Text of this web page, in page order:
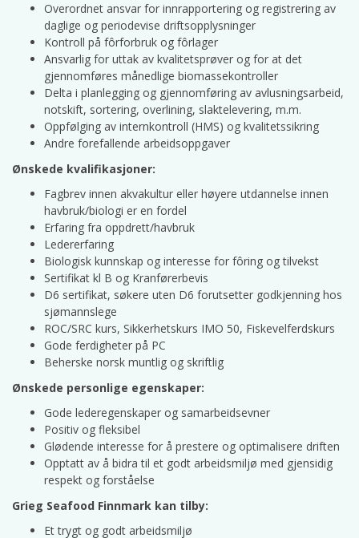
Overordnet ansvar for innrapportering og registrering av
daglige og periodevise driftsopplysninger
Kontroll på fôrforbruk og fôrlager
Ansvarlig for uttak av kvalitetsprøver og for at det
gjennomføres månedlige biomassekontroller
Delta i planlegging og gjennomføring av avlusningsarbeid,
notskift, sortering, overlining, slaktelevering, m.m.
Oppfølging av internkontroll (HMS) og kvalitetssikring
Andre forefallende arbeidsoppgaver
Ønskede kvalifikasjoner:
Fagbrev innen akvakultur eller høyere utdannelse innen
havbruk/biologi er en fordel
Erfaring fra oppdrett/havbruk
Ledererfaring
Biologisk kunnskap og interesse for fôring og tilvekst
Sertifikat kl B og Kranførerbevis
D6 sertifikat, søkere uten D6 forutsetter godkjenning hos
sjømannslege
ROC/SRC kurs, Sikkerhetskurs IMO 50, Fiskevelferdskurs
Gode ferdigheter på PC
Beherske norsk muntlig og skriftlig
Ønskede personlige egenskaper:
Gode lederegenskaper og samarbeidsevner
Positiv og fleksibel
Glødende interesse for å prestere og optimalisere driften
Opptatt av å bidra til et godt arbeidsmiljø med gjensidig
respekt og forståelse
Grieg Seafood Finnmark kan tilby:
Et trygt og godt arbeidsmiljø